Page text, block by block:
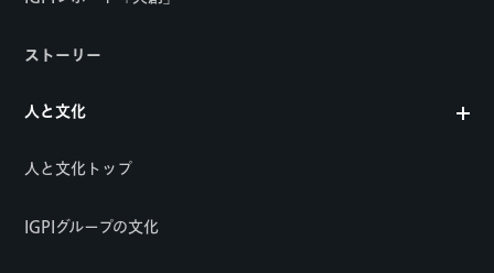
ストーリー
人と文化
人と文化トップ
IGPIグループの文化